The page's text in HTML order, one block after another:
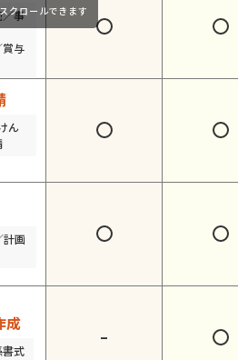
事
与
ん
計画
成
式
–
スクロールできます